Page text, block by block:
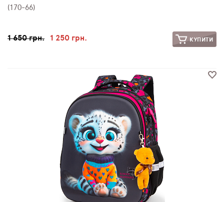
(170-66)
1 650 грн. 1 250 грн. КУПИТИ